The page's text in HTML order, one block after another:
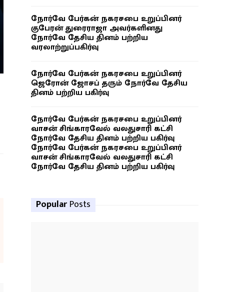
நோர்வே பேர்கன் நகரசபை உறுப்பினர்
குபேரன் துரைராஜா அவர்களினது
நோர்வே தேசிய தினம் பற்றிய
வரலாற்றுப்பகிர்வு
நோர்வே பேர்கன் நகரசபை உறுப்பினர்
ஜெரோன் ஜோசப் தரும் நோர்வே தேசிய
தினம் பற்றிய பகிர்வு
நோர்வே பேர்கன் நகரசபை உறுப்பினர்
வாசன் சிங்காரவேல் வலதுசாரி கட்சி
நோர்வே தேசிய தினம் பற்றிய பகிர்வு
நோர்வே பேர்கன் நகரசபை உறுப்பினர்
வாசன் சிங்காரவேல் வலதுசாரி கட்சி
நோர்வே தேசிய தினம் பற்றிய பகிர்வு
Popular Posts